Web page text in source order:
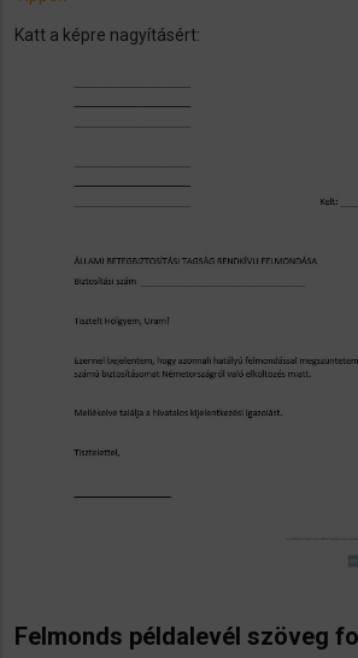
Katt a képre nagyításért:
Felmonds példalevél szöveg